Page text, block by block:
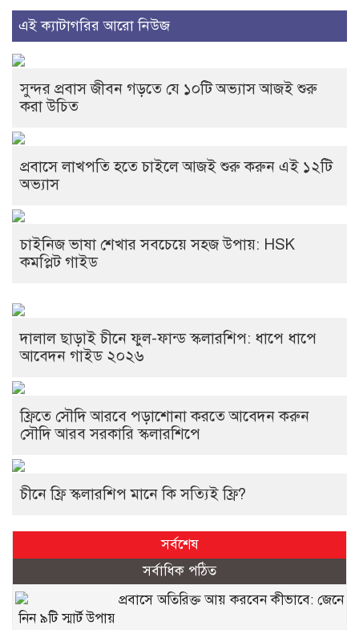
এই ক্যাটাগরির আরো নিউজ
সুন্দর প্রবাস জীবন গড়তে যে ১০টি অভ্যাস আজই শুরু
করা উচিত
প্রবাসে লাখপতি হতে চাইলে আজই শুরু করুন এই ১২টি
অভ্যাস
চাইনিজ ভাষা শেখার সবচেয়ে সহজ উপায়: HSK
কমপ্লিট গাইড
দালাল ছাড়াই চীনে ফুল-ফান্ড স্কলারশিপ: ধাপে ধাপে
আবেদন গাইড ২০২৬
ফ্রিতে সৌদি আরবে পড়াশোনা করতে আবেদন করুন
সৌদি আরব সরকারি স্কলারশিপে
চীনে ফ্রি স্কলারশিপ মানে কি সত্যিই ফ্রি?
সর্বশেষ
সর্বাধিক পঠিত
প্রবাসে অতিরিক্ত আয় করবেন কীভাবে: জেনে
নিন ৯টি স্মার্ট উপায়